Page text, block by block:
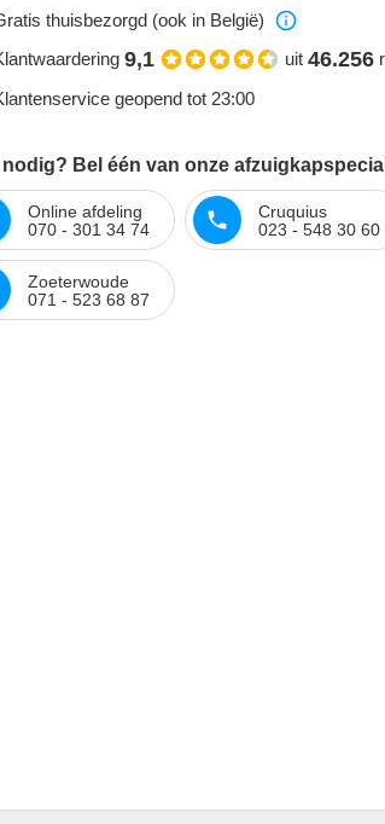
thuisbezorgd (ook in België)
9,1 uit 46.256
geopend tot 23:00
nodig? Bel één van onze
Online afdeling
070 - 301 34 74
Cruquius
023 - 548 30 60
Zoeterwoude
071 - 523 68 87